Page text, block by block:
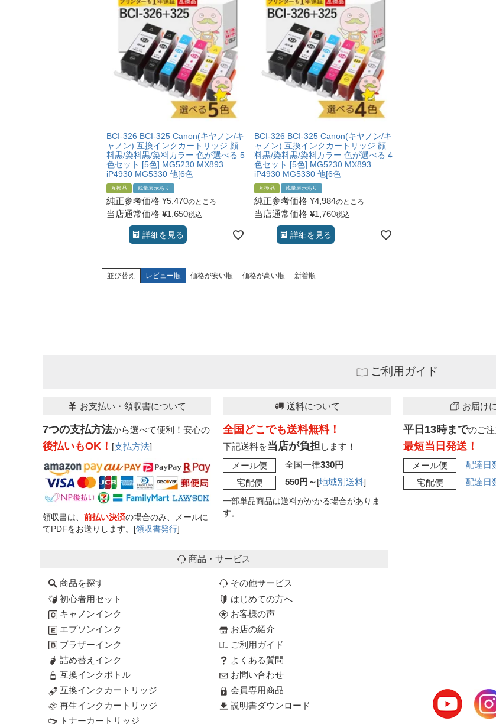
BCI-326 BCI-325 Canon(キヤノン/キ
ャノン) 互換インクカートリッジ 顔
料黒/染料黒/染料カラー 色が選べる 5
色セット [5色] MG5230 MX893
iP4930 MG5330 他[6色
互換品 残量表示あり
純正参考価格 ¥5,470のところ
当店通常価格 ¥1,650税込
詳細を見る
BCI-326 BCI-325 Canon(キヤノン/キ
ャノン) 互換インクカートリッジ 顔
料黒/染料黒/染料カラー 色が選べる 4
色セット [5色] MG5230 MX893
iP4930 MG5330 他[6色
互換品 残量表示あり
純正参考価格 ¥4,984のところ
当店通常価格 ¥1,760税込
詳細を見る
並び替え レビュー順 価格が安い順 価格が高い順 新着順
ご利用ガイド
お支払い・領収書について
7つの支払方法から選べて便利！安心の
後払いもOK！ [支払方法]
領収書は、 前払い決済の場合のみ、メールに
てPDFをお送りします。[領収書発行]
送料について
全国どこでも送料無料！
下記送料を当店が負担 します！
メール便
全国一律330円
宅配便
550円～[地域別送料]
一部単品商品は送料がかかる場合がありま
す。
お届け
平日13時までのご
最短当日発送！
メール便
配達日
宅配便
配達日
商品・サービス
商品を探す
初心者用セット
キャノンインク
エプソンインク
ブラザーインク
詰め替えインク
互換インクボトル
互換インクカートリッジ
再生インクカートリッジ
トナーカートリッジ
その他サービス
はじめての方へ
お客様の声
お店の紹介
ご利用ガイド
よくある質問
お問い合わせ
会員専用商品
説明書ダウンロード